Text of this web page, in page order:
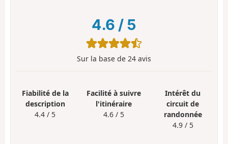
4.6 / 5
Sur la base de 24 avis
Fiabilité de la
description
4.4 / 5
Facilité à suivre
l'itinéraire
4.6 / 5
Intérêt du
circuit de
randonnée
4.9 / 5